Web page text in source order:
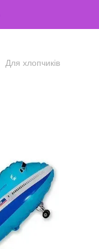
Для хлопчиків